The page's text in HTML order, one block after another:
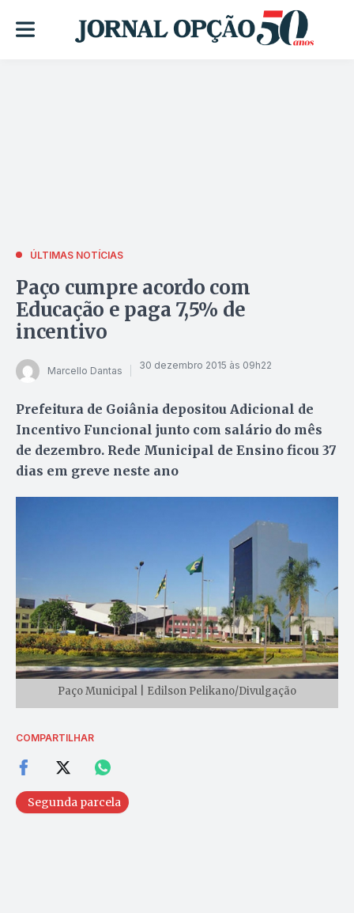
ÚLTIMAS NOTÍCIAS
Paço cumpre acordo com
Educação e paga 7,5% de
incentivo
Marcello Dantas 30 dezembro 2015 às 09h22
Prefeitura de Goiânia depositou Adicional de
Incentivo Funcional junto com salário do mês
de dezembro. Rede Municipal de Ensino ficou 37
dias em greve neste ano
Paço Municipal | Edilson Pelikano/Divulgação
COMPARTILHAR
Segunda parcela